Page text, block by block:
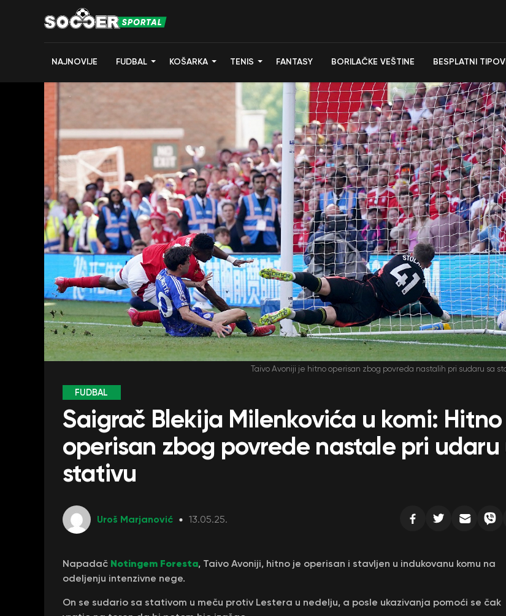
NAJNOVIJE FUDBAL KOŠARKA TENIS FANTASY BORILAČKE VEŠTINE BESPLATNI
Taivo Avoniji je hitno operisan zbog povreda nastalih pri sudaru sa
FUDBAL
Saigrač Blekija Milenkovića u komi: Hitno
operisan zbog povrede nastale pri udaru
stativu
Uroš Marjanović 13.05.25.
Napadač Notingem Foresta, Taivo Avoniji, hitno je operisan i stavljen u indukovanu komu na
odeljenju intenzivne nege.
On se sudario sa stativom u meču protiv Lestera u nedelju, a posle ukazivanja pomoći se čak